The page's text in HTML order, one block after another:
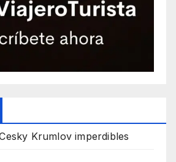
Krumlov imperdibles